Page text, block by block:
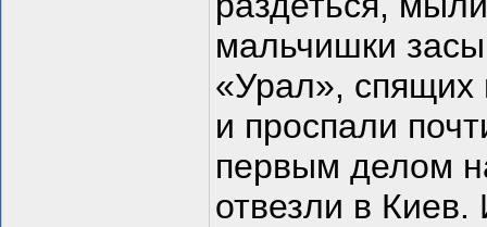
мальчишки
«Урал», спящих
и проспали
первым делом
отвезли в